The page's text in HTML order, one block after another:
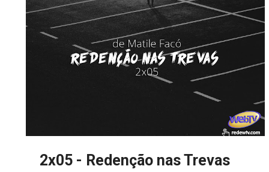
2x05 - Redenção nas Trevas